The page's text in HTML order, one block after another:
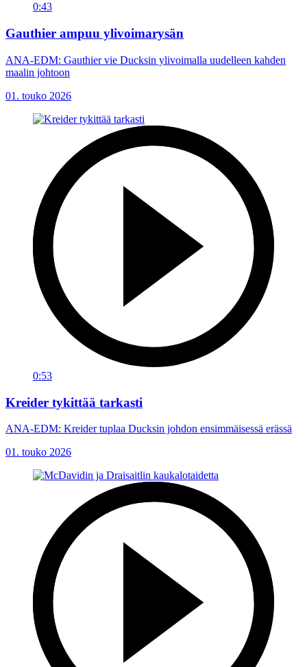
0:43
Gauthier ampuu ylivoimarysän
ANA-EDM: Gauthier vie Ducksin ylivoimalla uudelleen kahden
maalin johtoon
01. touko 2026
0:53
Kreider tykittää tarkasti
ANA-EDM: Kreider tuplaa Ducksin johdon ensimmäisessä erässä
01. touko 2026